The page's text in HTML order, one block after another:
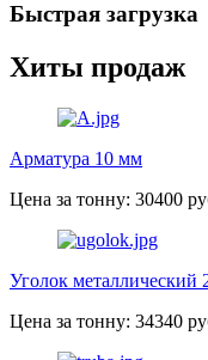
Быстрая загрузка
Хиты продаж
Арматура 10 мм
Цена за тонну: 30400
Уголок металлический
Цена за тонну: 34340